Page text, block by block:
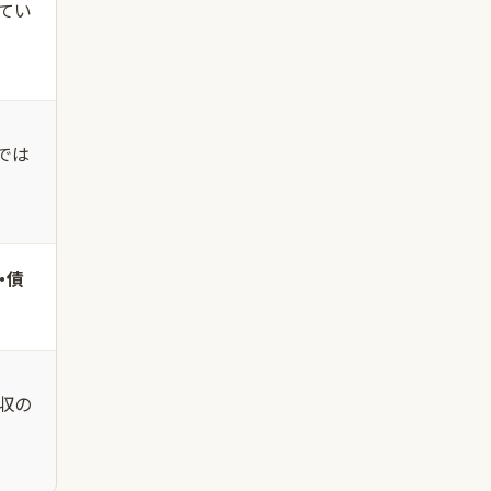
い
は
債
の